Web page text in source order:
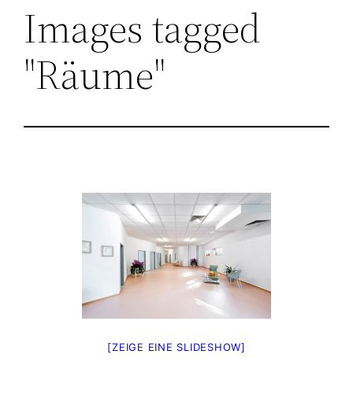
Images tagged
"Räume"
[ZEIGE EINE SLIDESHOW]